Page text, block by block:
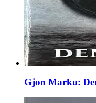
Gjon Marku: